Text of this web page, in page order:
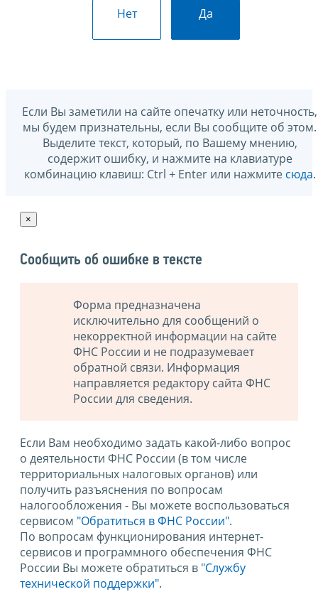
Нет Да
Если Вы заметили на сайте опечатку или неточность,
мы будем признательны, если Вы сообщите об этом.
Выделите текст, который, по Вашему мнению,
содержит ошибку, и нажмите на клавиатуре
комбинацию клавиш: Ctrl + Enter или нажмите сюда.
×
Сообщить об ошибке в тексте
Форма предназначена
исключительно для сообщений о
некорректной информации на сайте
ФНС России и не подразумевает
обратной связи. Информация
направляется редактору сайта ФНС
России для сведения.
Если Вам необходимо задать какой-либо вопрос
о деятельности ФНС России (в том числе
территориальных налоговых органов) или
получить разъяснения по вопросам
налогообложения - Вы можете воспользоваться
сервисом "Обратиться в ФНС России".
По вопросам функционирования интернет-
сервисов и программного обеспечения ФНС
России Вы можете обратиться в "Службу
технической поддержки".